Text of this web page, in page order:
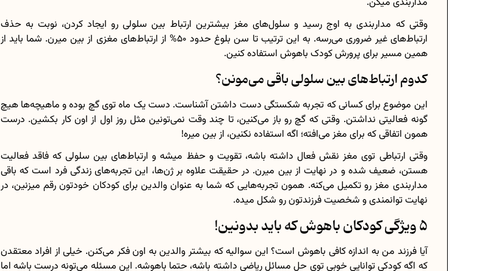
وقتی که مداربندی به اوج رسید و سلول‌های مغز بیشترین ارتباط بین سلولی رو ایجاد کردن، نوبت به حذف
ارتباط‌های غیر ضروری می‌رسه. به این ترتیب تا سن بلوغ حدود 50% از ارتباط‌های مغزی از بین میرن. شما باید از
همین مسیر برای پرورش کودک باهوش استفاده کنین.
کدوم ارتباط‌های بین سلولی باقی می‌مونن؟
این موضوع برای کسانی که تجربه شکستگی دست داشتن آشناست. دست یک ماه توی گچ بوده و ماهیچه‌ها هیچ
گونه فعالیتی نداشتن. وقتی که گچ رو باز می‌کنین، تا چند وقت نمی‌تونین مثل روز اول از اون کار بکشین. درست
همون اتفاقی که برای مغز می‌افته؛ اگه استفاده نکنین، از بین میره!
وقتی ارتباطی توی مغز نقش فعال داشته باشه، تقویت و حفظ میشه و ارتباط‌های بین سلولی که فاقد فعالیت
هستن، ضعیف شده و در نهایت از بین میرن. در حقیقت علاوه بر ژن‌ها، این تجربه‌های زندگی فرد است که باقی
مداربندی مغز رو تکمیل می‌کنه. همون تجربه‌هایی که شما به عنوان والدین برای کودکان خودتون رقم میزنین، در
نهایت توانمندی و شخصیت فرزندتون رو شکل میده.
5 ویژگی کودکان باهوش که باید بدونین!
آیا فرزند من به اندازه کافی باهوش است؟ این سوالیه که بیشتر والدین به اون فکر می‌کنن. خیلی از افراد معتقدن
که اگه کودکی توانایی خوبی توی حل مسائل ریاضی داشته باشه، حتما باهوشه. این مسئله می‌تونه درست باشه اما